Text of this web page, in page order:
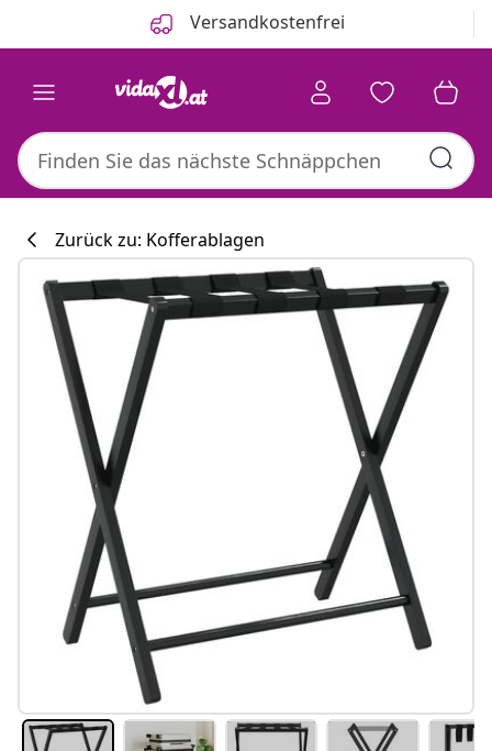
Versandkostenfrei
#sharemevidaxl
Zurück zu: Kofferablagen